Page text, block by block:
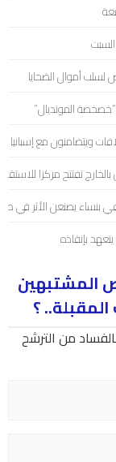
أموال الضحايا
“خصخصة المونديال”
ويتضامنون مع إسبانيا
تفتتح مركزا
بنساء يصنعن الأثر في
بإنقاذه
المشتبهين
؟
من الترشح